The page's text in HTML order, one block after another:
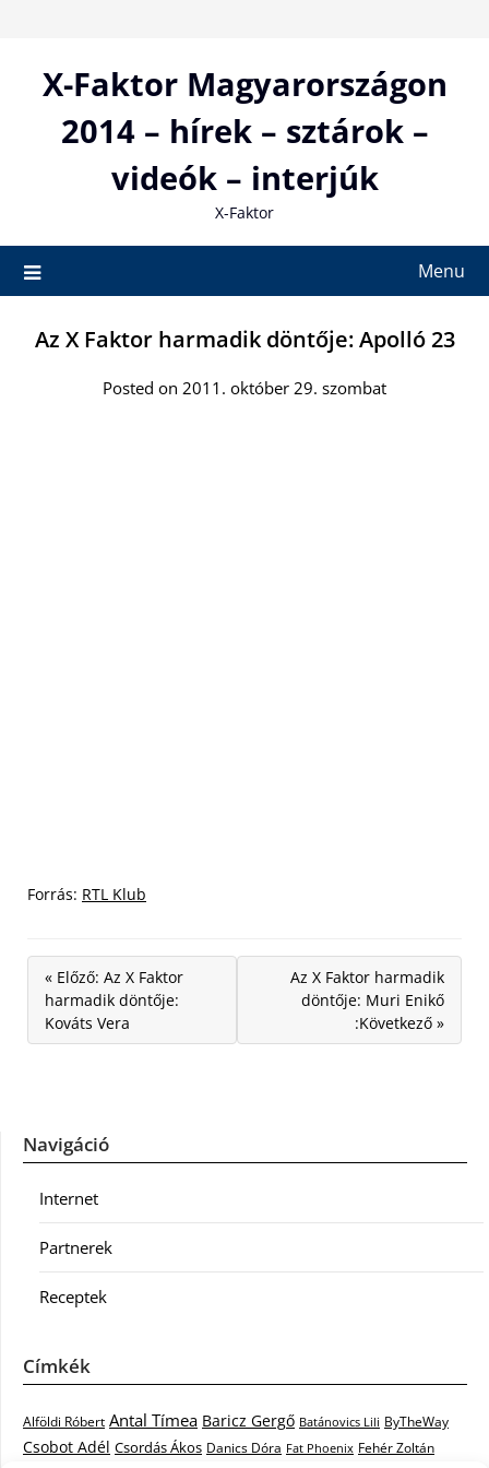
contentX-Faktor Magyarországon
2014 – hírek – sztárok –
videók – interjúk
X-Faktor
Menu
Az X Faktor harmadik döntője: Apolló 23
Posted on 2011. október 29. szombat
Forrás: RTL Klub
« Előző: Az X Faktor
harmadik döntője:
Kováts Vera
Az X Faktor harmadik
döntője: Muri Enikő
:Következő »
Navigáció
Internet
Partnerek
Receptek
Címkék
Alföldi Róbert Antal Tímea Baricz Gergő Batánovics Lili ByTheWay
Csobot Adél Csordás Ákos Danics Dóra Fat Phoenix Fehér Zoltán